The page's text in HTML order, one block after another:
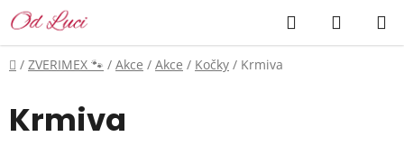
Přejít
na
obsah
Hledat
KOŠÍK
Domů
/ ZVERIMEX 🐾 / Akce / Akce / Kočky / Krmiva
Krmiva